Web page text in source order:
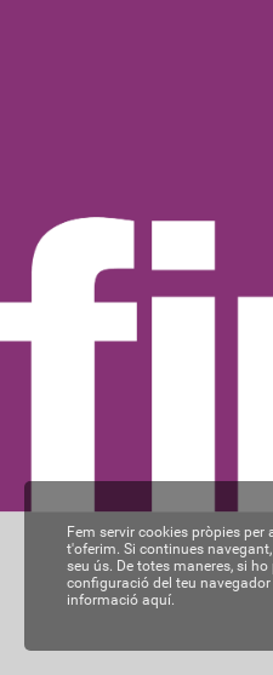
Fem servir cookies pròpies per
t'oferim. Si continues
seu ús. De totes maneres, si
configuració del teu navegador
informació aquí.